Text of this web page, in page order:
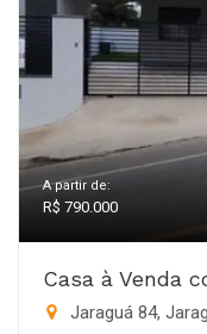
A partir de:
R$ 790.000
Casa à Venda
Jaraguá 84,